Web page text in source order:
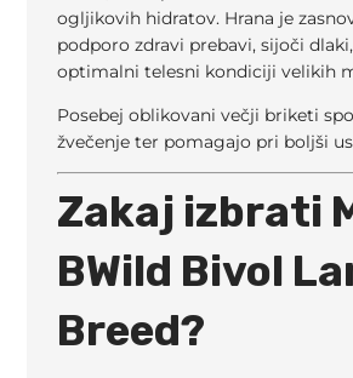
ogljikovih hidratov. Hrana je
podporo zdravi prebavi, sijoči
optimalni telesni kondiciji velikih
Posebej oblikovani večji briketi
žvečenje ter pomagajo pri boljši
Zakaj izbrati
BWild Bivol
Breed?